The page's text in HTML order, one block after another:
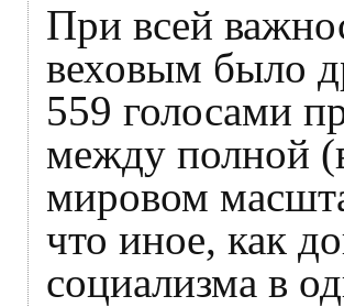
При всей
веховым было
559 голосами
между полной
мировом
что иное, как
социализма в